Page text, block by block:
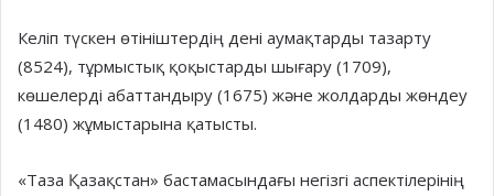
Келіп түскен өтініштердің дені аумақтарды тазарту
(8524), тұрмыстық қоқыстарды шығару (1709),
көшелерді абаттандыру (1675) және жолдарды жөндеу
(1480) жұмыстарына қатысты.
«Таза Қазақстан» бастамасындағы негізгі аспектілерінің